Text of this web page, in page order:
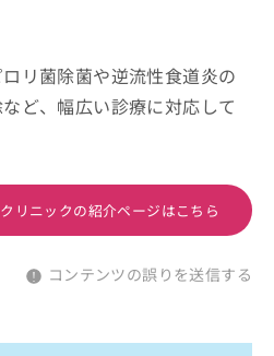
リ菌除菌や逆流性食道炎の
ど、幅広い診療に対応して
リニックの紹介ページはこちら
コンテンツの誤りを送信する